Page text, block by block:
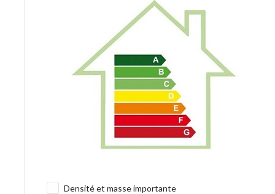
Densité et masse importante